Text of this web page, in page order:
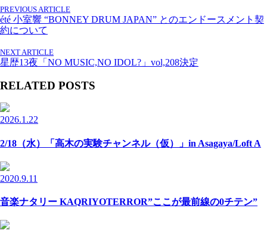
PREVIOUS ARTICLE
été 小室響 “BONNEY DRUM JAPAN” とのエンドースメント契
約について
NEXT ARTICLE
星歴13夜「NO MUSIC,NO IDOL?」vol,208決定
RELATED POSTS
2026.1.22
2/18（水）「高木の実験チャンネル（仮）」in Asagaya/Loft A
2020.9.11
音楽ナタリー KAQRIYOTERROR”ここが最前線の0チテン”